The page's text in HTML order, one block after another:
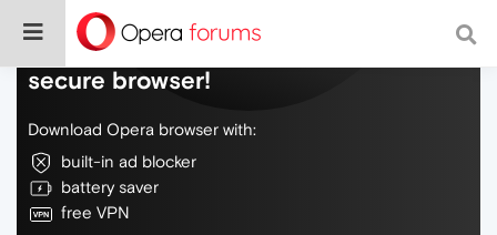
Do more on the web, with a fast and
secure browser!
Download Opera browser with:
built-in ad blocker
battery saver
free VPN